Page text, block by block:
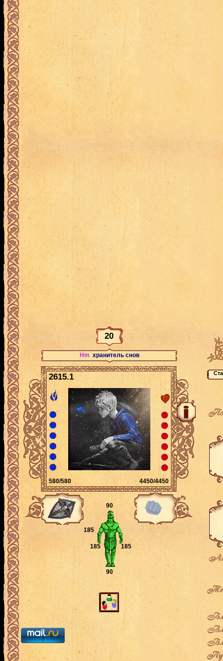
20
Hm хранитель снов
2615.1
580/580 4450/4450
90
185
90
185 185